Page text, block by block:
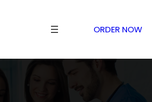
ORDER NOW